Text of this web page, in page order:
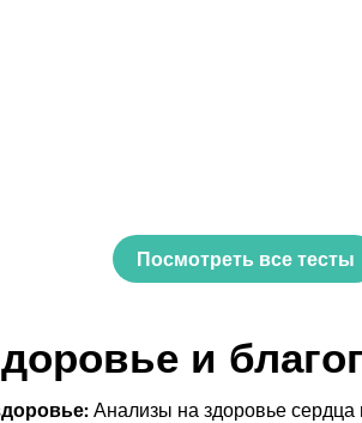
Посмотреть все тесты
и
Анализы на здоровье